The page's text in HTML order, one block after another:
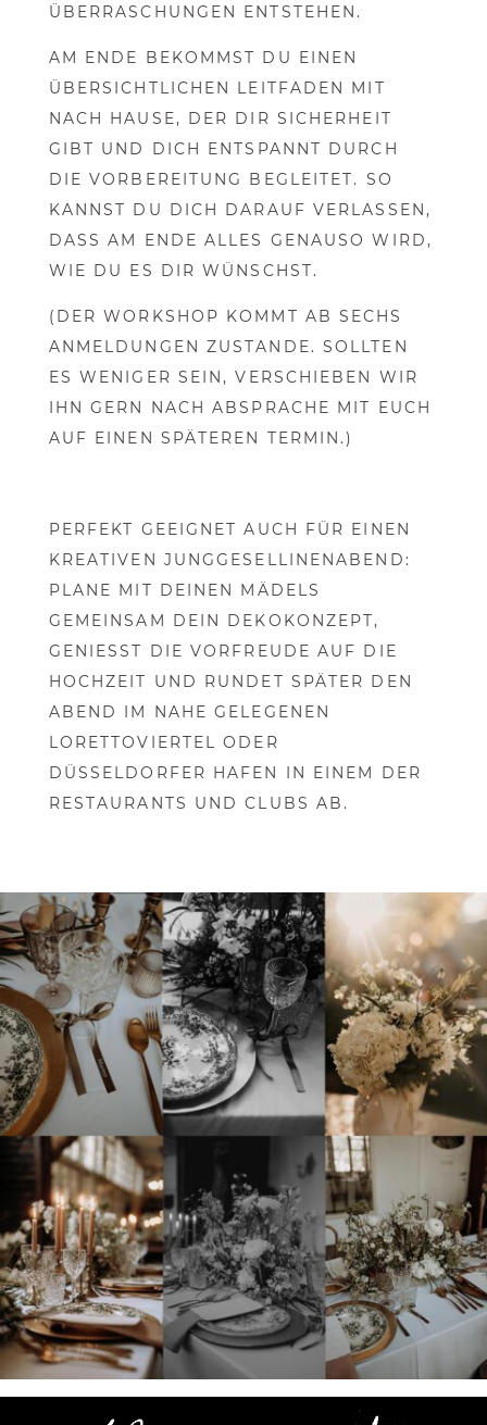
ERRASCHUNGEN ENTSTEHEN.
AM ENDE BEKOMMST DU EINEN
ÜBERSICHTLICHEN LEITFADEN MIT
NACH HAUSE, DER DIR SICHERHEIT
GIBT UND DICH ENTSPANNT DURCH
DIE VORBEREITUNG BEGLEITET. SO
KANNST DU DICH DARAUF VERLASSEN,
DASS AM ENDE ALLES GENAUSO WIRD,
WIE DU ES DIR WÜNSCHST.
(DER WORKSHOP KOMMT AB SECHS
ANMELDUNGEN ZUSTANDE. SOLLTEN
ES WENIGER SEIN, VERSCHIEBEN WIR
IHN GERN NACH ABSPRACHE MIT EUCH
AUF EINEN SPÄTEREN TERMIN.)
PERFEKT GEEIGNET AUCH FÜR EINEN
KREATIVEN JUNGGESELLINENABEND:
PLANE MIT DEINEN MÄDELS
GEMEINSAM DEIN DEKOKONZEPT,
GENIESST DIE VORFREUDE AUF DIE H
OCHZEIT UND RUNDET SPÄTER DEN A
BEND IM NAHE GELEGENEN L
ORETTOVIERTEL ODER D
ÜSSELDORFER HAFEN IN EINEM DER R
ESTAURANTS UND CLUBS AB.